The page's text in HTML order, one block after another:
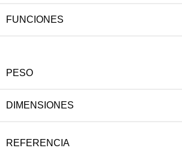
FUNCIONES
PESO
DIMENSIONES
REFERENCIA